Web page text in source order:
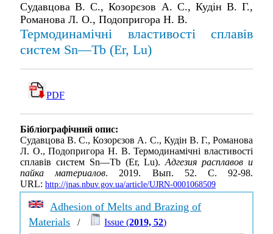
Судавцова В. С., Козорєзов А. С., Кудін В. Г.,
Романова Л. О., Подопригора Н. В.
Термодинамічні властивості сплавів
систем Sn—Tb (Er, Lu)
PDF
Бібліографічний опис:
Судавцова В. С., Козорєзов А. С., Кудін В. Г., Романова
Л. О., Подопригора Н. В. Термодинамічні властивості
сплавів систем Sn—Tb (Er, Lu).Адгезия расплавов и
пайка материалов. 2019. Вып. 52. С. 92-98.
URL: http://jnas.nbuv.gov.ua/article/UJRN-0001068509
Adhesion of Melts and Brazing of
Materials / Issue (2019, 52)